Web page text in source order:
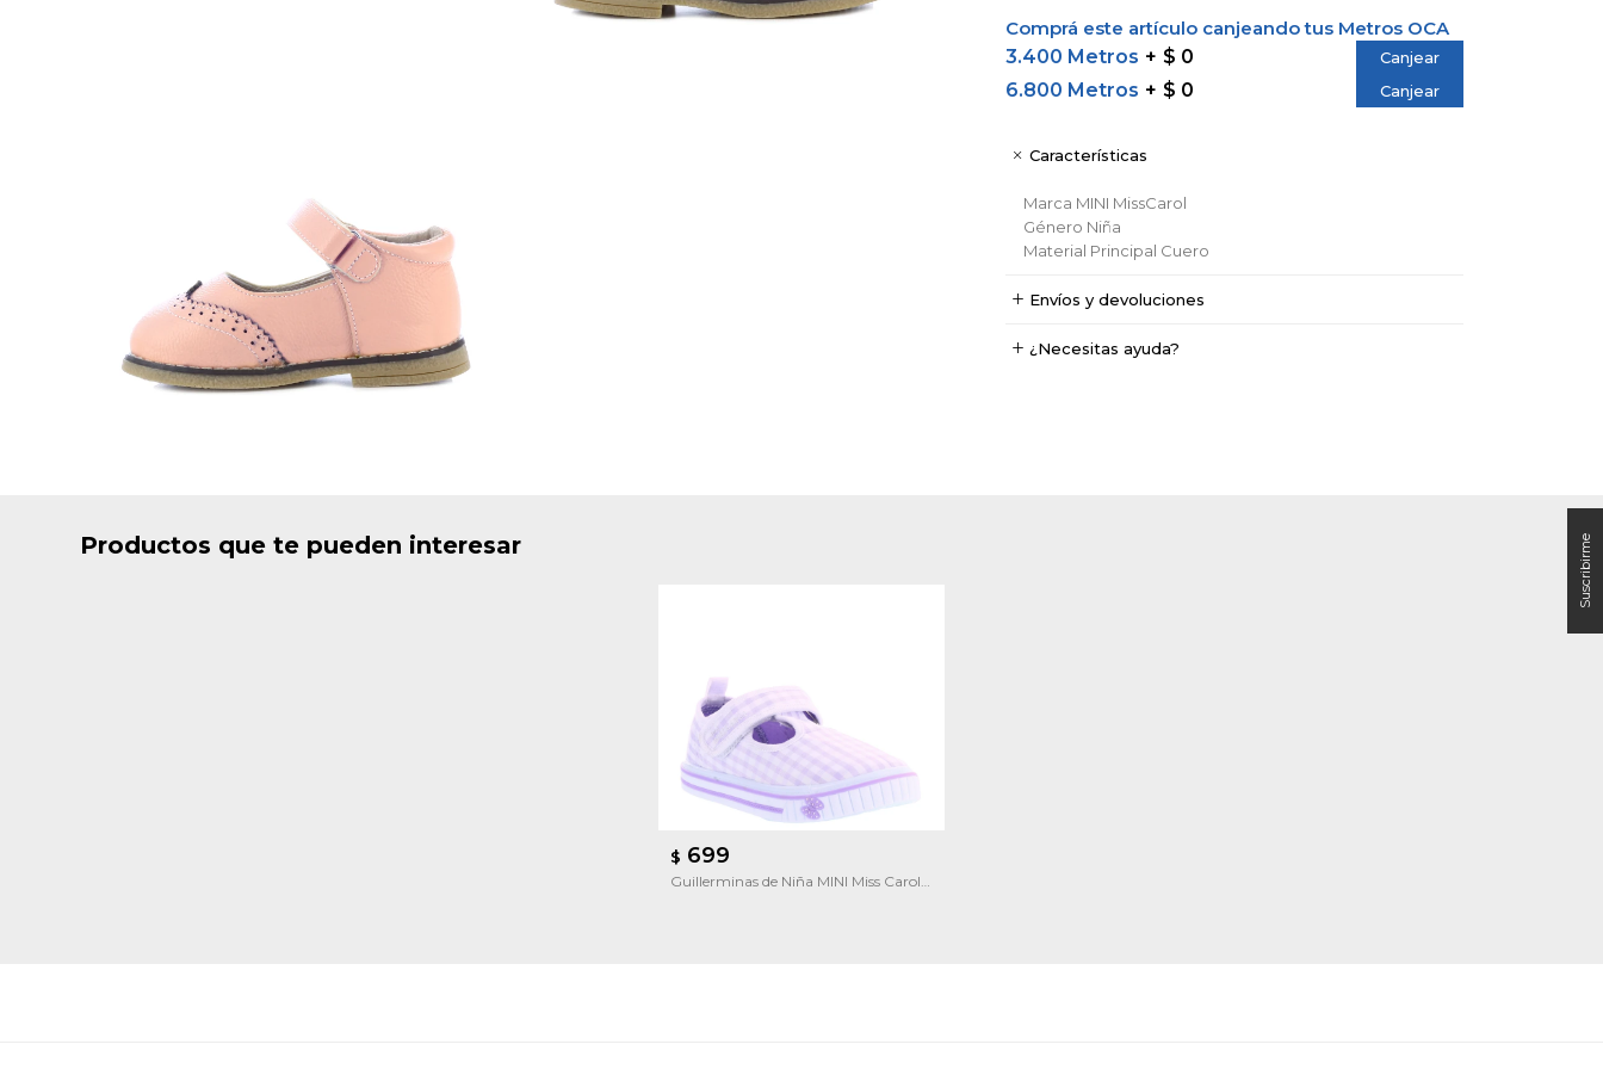
Comprá este artículo canjeando tus Metros OCA
3.400 Metros
$ 0 Canjear
6.800 Metros $ 0 Canjear
Características
Marca MINI MissCarol
Género Niña
Material Principal Cuero
Envíos y devoluciones
¿Necesitas ayuda?
Productos que te pueden interesar
$ 699
Guillerminas de Niña MINI Miss Carol